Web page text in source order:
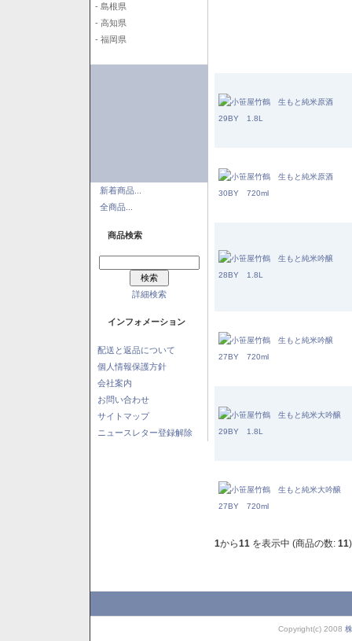
- 島根県
- 高知県
- 福岡県
新着商品...
全商品...
商品検索
詳細検索
インフォメーション
配送と返品について
個人情報保護方針
会社案内
お問い合わせ
サイトマップ
ニュースレター登録解除
1から11 を表示中 (商品の数: 11)
Copyright(c) 2008